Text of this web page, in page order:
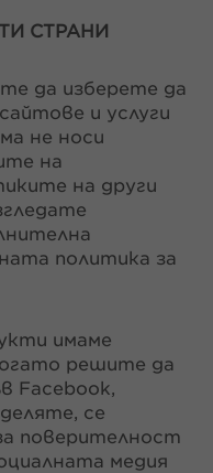
СТРАНИ
да изберете да
и услуги
не носи
на
на други
политика за
имаме
решите да
Facebook,
се
поверителност
медия